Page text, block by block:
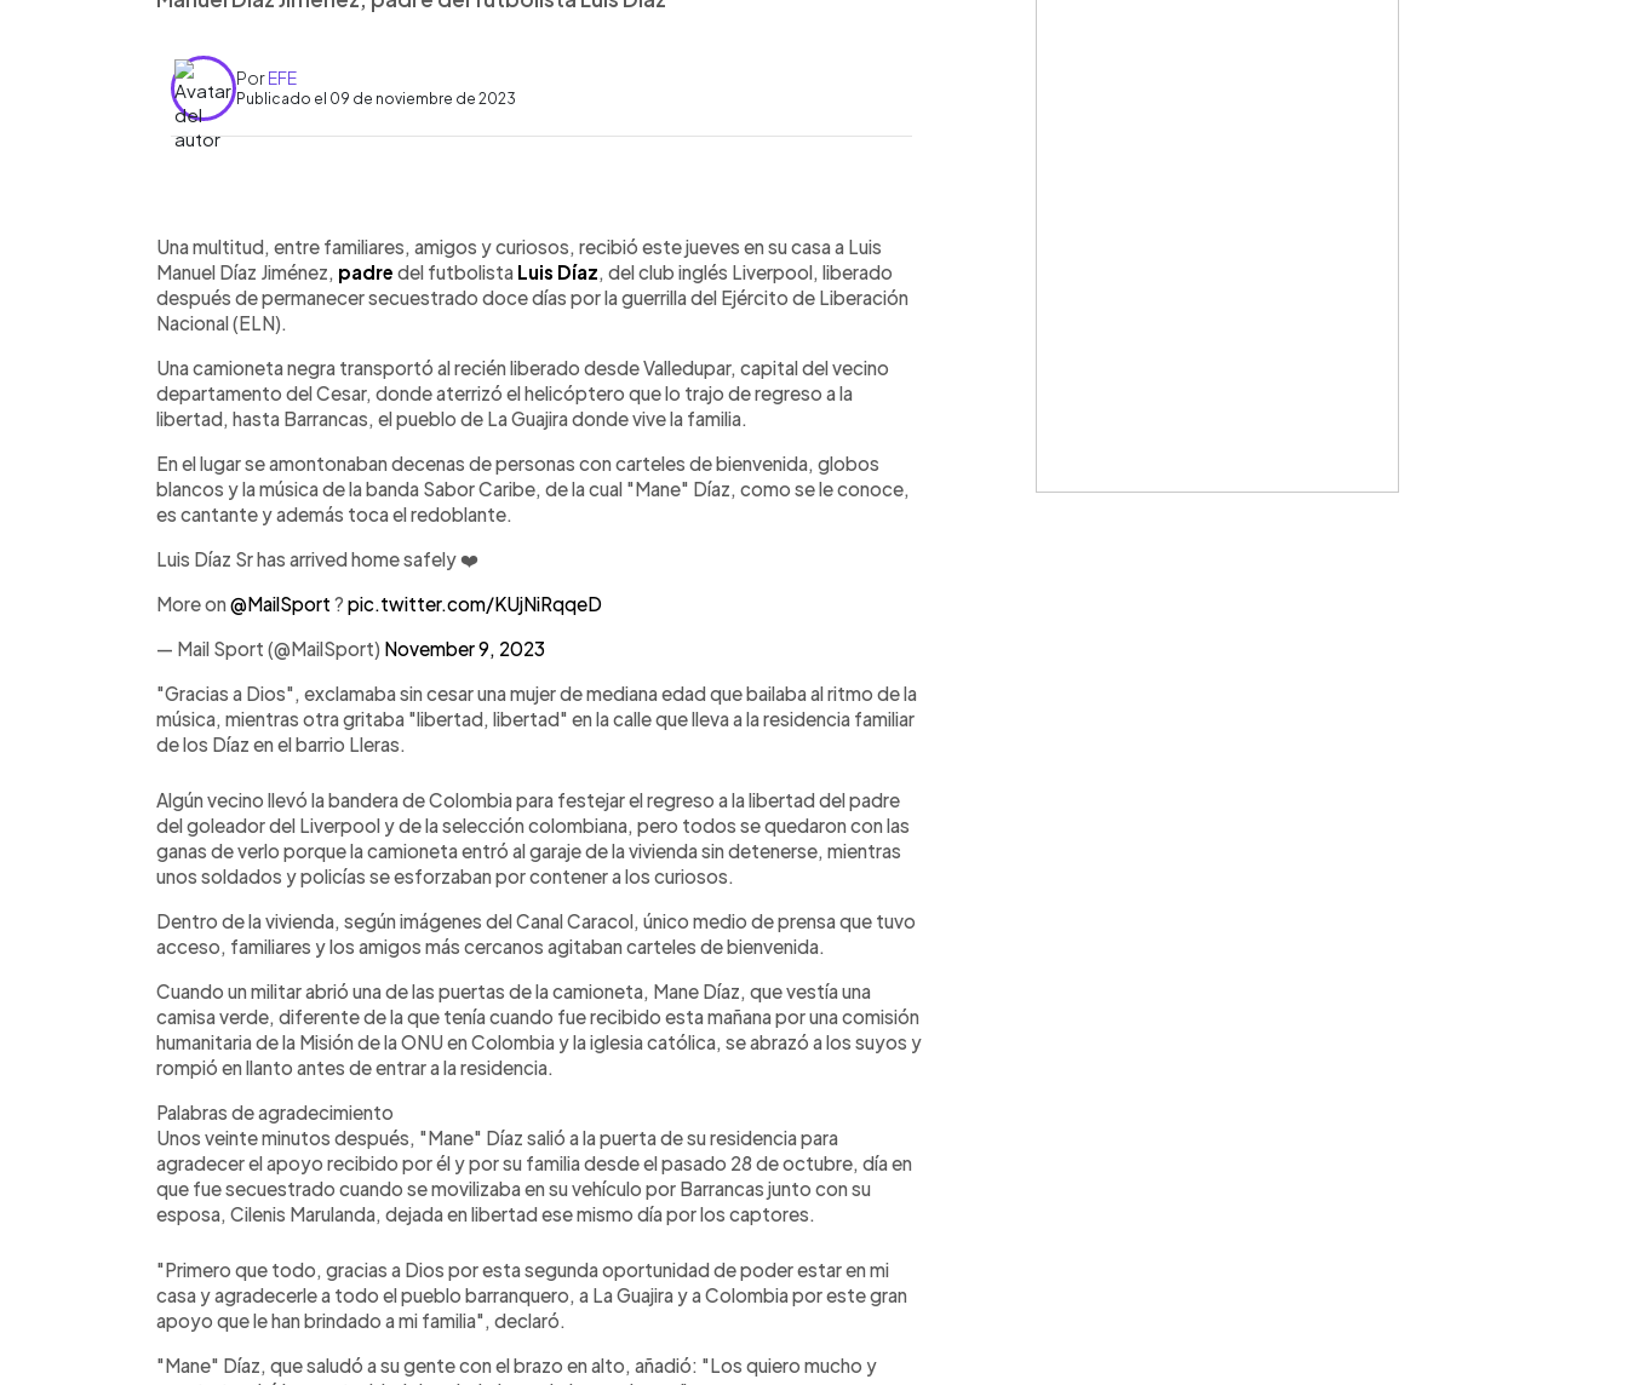
PorEFE
Publicado el 09 de noviembre de 2023
► Escuchar artículo
Una multitud, entre familiares, amigos y curiosos, recibió este jueves en su casa a Luis
Manuel Díaz Jiménez, padre del futbolista Luis Díaz , del club inglés Liverpool, liberado
después de permanecer secuestrado doce días por la guerrilla del Ejército de Liberación
Nacional (ELN).
Una camioneta negra transportó al recién liberado desde Valledupar, capital del vecino
departamento del Cesar, donde aterrizó el helicóptero que lo trajo de regreso a la
libertad, hasta Barrancas, el pueblo de La Guajira donde vive la familia.
En el lugar se amontonaban decenas de personas con carteles de bienvenida, globos
blancos y la música de la banda Sabor Caribe, de la cual "Mane" Díaz, como se le conoce,
es cantante y además toca el redoblante.
Luis Díaz Sr has arrived home safely ❤️
More on@MailSport ? pic.twitter.com/KUjNiRqqeD
— Mail Sport (@MailSport) November 9, 2023
"Gracias a Dios", exclamaba sin cesar una mujer de mediana edad que bailaba al ritmo de la
música, mientras otra gritaba "libertad, libertad" en la calle que lleva a la residencia familiar
de los Díaz en el barrio Lleras.
Algún vecino llevó la bandera de Colombia para festejar el regreso a la libertad del padre
del goleador del Liverpool y de la selección colombiana, pero todos se quedaron con las
ganas de verlo porque la camioneta entró al garaje de la vivienda sin detenerse, mientras
unos soldados y policías se esforzaban por contener a los curiosos.
Dentro de la vivienda, según imágenes del Canal Caracol, único medio de prensa que tuvo
acceso, familiares y los amigos más cercanos agitaban carteles de bienvenida.
Cuando un militar abrió una de las puertas de la camioneta, Mane Díaz, que vestía una
camisa verde, diferente de la que tenía cuando fue recibido esta mañana por una comisión
humanitaria de la Misión de la ONU en Colombia y la iglesia católica, se abrazó a los suyos y
rompió en llanto antes de entrar a la residencia.
Palabras de agradecimiento
Unos veinte minutos después, "Mane" Díaz salió a la puerta de su residencia para
agradecer el apoyo recibido por él y por su familia desde el pasado 28 de octubre, día en
que fue secuestrado cuando se movilizaba en su vehículo por Barrancas junto con su
esposa, Cilenis Marulanda, dejada en libertad ese mismo día por los captores.
"Primero que todo, gracias a Dios por esta segunda oportunidad de poder estar en mi
casa y agradecerle a todo el pueblo barranquero, a La Guajira y a Colombia por este gran
apoyo que le han brindado a mi familia", declaró.
"Mane" Díaz, que saludó a su gente con el brazo en alto, añadió: "Los quiero mucho y